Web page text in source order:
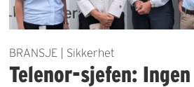
BRANSJE | Sikkerhet
Telenor-sjefen: